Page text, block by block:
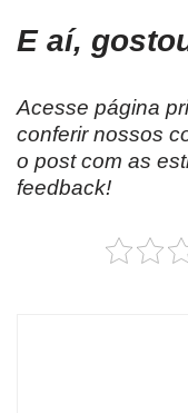
E aí,
Acesse página
conferir nossos
o post com as
feedback!